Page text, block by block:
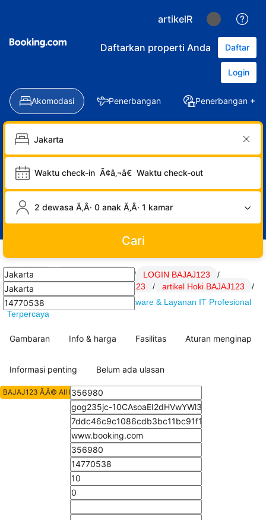
artikelR
Daftarkan properti Anda Daftar
Login
Akomodasi Penerbangan Penerbangan +
Waktu check-in Ã¢â‚¬â€ Waktu check-out
2 dewasa Ã‚Â· 0 anak Ã‚Â· 1 kamar
Cari
BAJAJ123 / LOGIN BAJAJ123
/
Link BAJAJ123
SITUS BAJAJ123 / artikel Hoki BAJAJ123
/
BAJAJ123 : DSSoft.net Solusi Software & Layanan IT Profesional
Terpercaya
Gambaran Info & harga Fasilitas Aturan menginap
Informasi penting Belum ada ulasan
BAJAJ123 Ã‚Â© All Rights Reserved